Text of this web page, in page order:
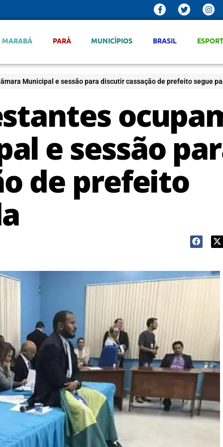
MARABÁ PARÁ MUNICÍPIOS BRASIL
Municipal e sessão para discutir cassação de prefeito segue
e sessão
de prefeito